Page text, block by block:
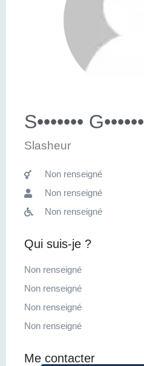
S••••••• G••••••
Slasheur
Non renseigné
Non renseigné
Non renseigné
Qui suis-je ?
Non renseigné
Non renseigné
Non renseigné
Non renseigné
Me contacter